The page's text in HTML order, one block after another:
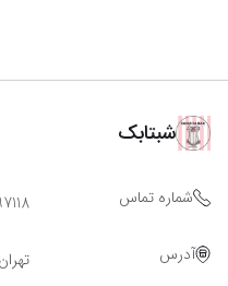
شبتابک
شماره تماس
آدرس